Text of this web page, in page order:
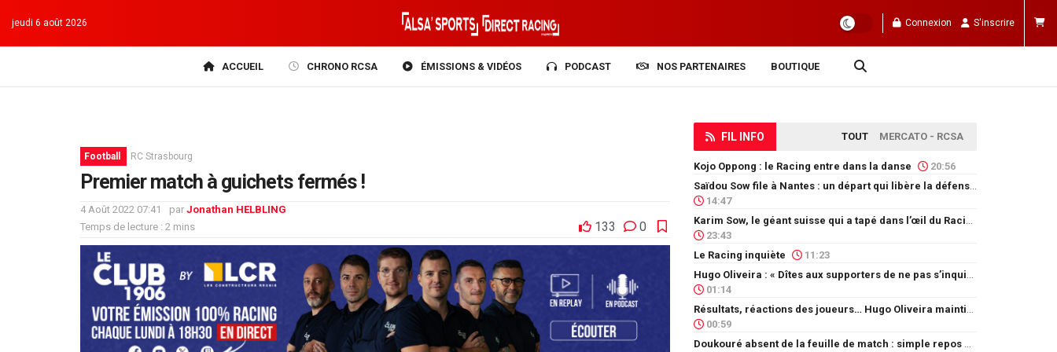
jeudi 6 août 2026 Connexion S'inscrire
ACCUEIL CHRONO RCSA ÉMISSIONS & VIDÉOS PODCAST NOS PARTENAIRES BOUTIQUE
Football RC Strasbourg
Premier match à guichets fermés !
4 Août 2022 07:41 par Jonathan HELBLING
Temps de lecture : 2 mins
133 0
FIL INFO TOUT MERCATO - RCSA
Kojo Oppong : le Racing entre dans la danse 20:56
14:47
23:43
Le Racing inquiète
11:23
01:14
00:59